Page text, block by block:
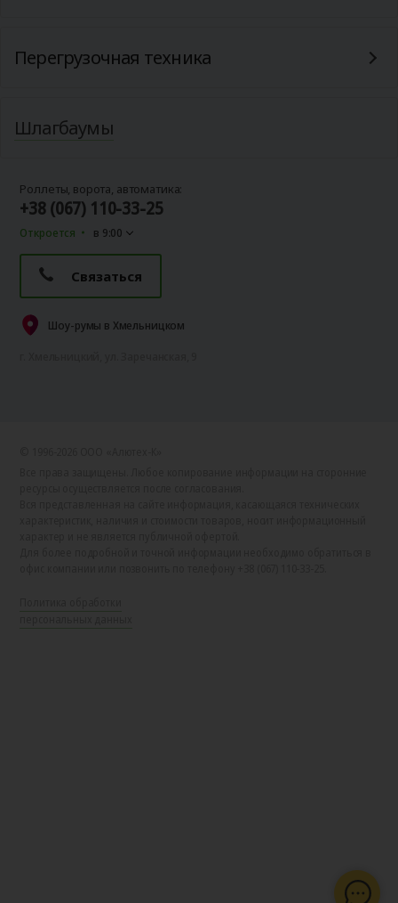
Перегрузочная техника
Шлагбаумы
Роллеты, ворота, автоматика:
+38 (067) 110-33-25
Откроется в 9:00
Связаться
Шоу-румы в Хмельницком